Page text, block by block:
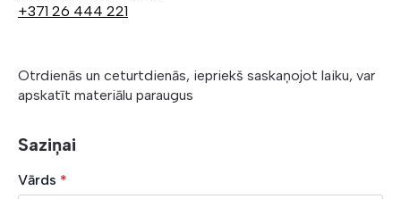
+371 26 444 221
Otrdienās un ceturtdienās, iepriekš saskaņojot laiku, var
apskatīt materiālu paraugus
Saziņai
Vārds *